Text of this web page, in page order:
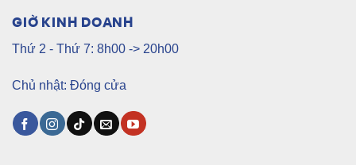
GIỜ KINH DOANH
Thứ 2 - Thứ 7: 8h00 -> 20h00
Chủ nhật: Đóng cửa